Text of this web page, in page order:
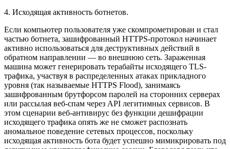
4. Исходящая активность ботнетов.
Если компьютер пользователя уже скомпрометирован и стал
частью ботнета, зашифрованный HTTPS-протокол начинает
активно использоваться для деструктивных действий в
обратном направлении — во внешнюю сеть. Зараженная
машина может генерировать терабайты исходящего TLS-
трафика, участвуя в распределенных атаках прикладного
уровня (так называемые HTTPS Flood), занимаясь
зашифрованным брутфорсом паролей на сторонних серверах
или рассылая веб-спам через API легитимных сервисов. В
этом сценарии веб-антивирус без функции дешифрации
исходящего трафика опять же не сможет распознать
аномальное поведение сетевых процессов, поскольку
исходящая активность бота будет успешно мимикрировать под